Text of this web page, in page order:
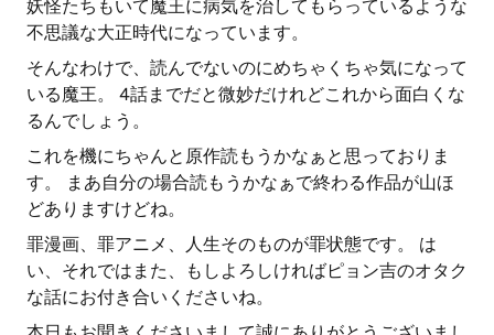
妖怪たちもいて魔王に病気を治してもらっているような
不思議な大正時代になっています。
そんなわけで、読んでないのにめちゃくちゃ気になって
いる魔王。 4話までだと微妙だけれどこれから面白くな
るんでしょう。
これを機にちゃんと原作読もうかなぁと思っておりま
す。 まあ自分の場合読もうかなぁで終わる作品が山ほ
どありますけどね。
罪漫画、罪アニメ、人生そのものが罪状態です。 は
い、それではまた、もしよろしければピョン吉のオタク
な話にお付き合いくださいね。